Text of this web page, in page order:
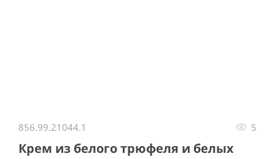
856.99.21044.1 5
Крем из белого трюфеля и белых